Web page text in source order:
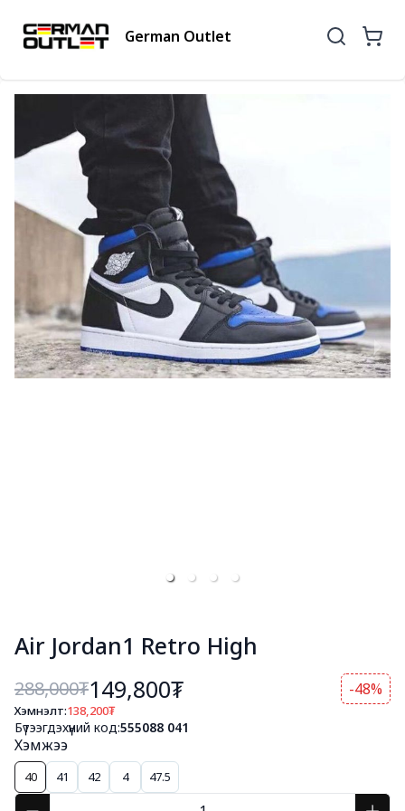
German Outlet
Air Jordan1 Retro High
288,000₮149,800₮ -48%
Хэмнэлт:138,200₮
Бүтээгдэхүүний код:555088 041
Хэмжээ
40 41 42 4 47.5